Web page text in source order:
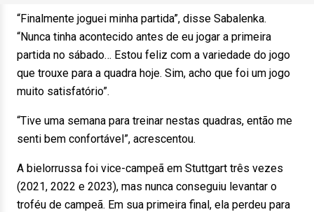
“Finalmente joguei minha partida”, disse Sabalenka.
“Nunca tinha acontecido antes de eu jogar a primeira
partida no sábado… Estou feliz com a variedade do jogo
que trouxe para a quadra hoje. Sim, acho que foi um jogo
muito satisfatório”.
“Tive uma semana para treinar nestas quadras, então me
senti bem confortável”, acrescentou.
A bielorrussa foi vice-campeã em Stuttgart três vezes
(2021, 2022 e 2023), mas nunca conseguiu levantar o
troféu de campeã. Em sua primeira final, ela perdeu para